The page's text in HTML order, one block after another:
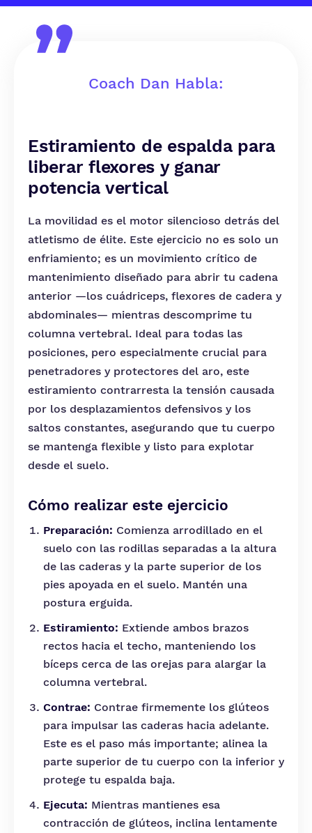
Coach Dan Habla:
Estiramiento de espalda para
liberar flexores y ganar
potencia vertical
La movilidad es el motor silencioso detrás del
atletismo de élite. Este ejercicio no es solo un
enfriamiento; es un movimiento crítico de
mantenimiento diseñado para abrir tu cadena
anterior —los cuádriceps, flexores de cadera y
abdominales— mientras descomprime tu
columna vertebral. Ideal para todas las
posiciones, pero especialmente crucial para
penetradores y protectores del aro, este
estiramiento contrarresta la tensión causada
por los desplazamientos defensivos y los
saltos constantes, asegurando que tu cuerpo
se mantenga flexible y listo para explotar
desde el suelo.
Cómo realizar este ejercicio
Preparación: Comienza arrodillado en el
suelo con las rodillas separadas a la altura
de las caderas y la parte superior de los
pies apoyada en el suelo. Mantén una
postura erguida.
Estiramiento: Extiende ambos brazos
rectos hacia el techo, manteniendo los
bíceps cerca de las orejas para alargar la
columna vertebral.
Contrae: Contrae firmemente los glúteos
para impulsar las caderas hacia adelante.
Este es el paso más importante; alinea la
parte superior de tu cuerpo con la inferior y
protege tu espalda baja.
Ejecuta: Mientras mantienes esa
contracción de glúteos, inclina lentamente